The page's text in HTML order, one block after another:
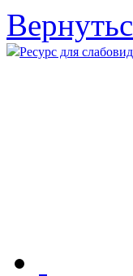
Ресурс для